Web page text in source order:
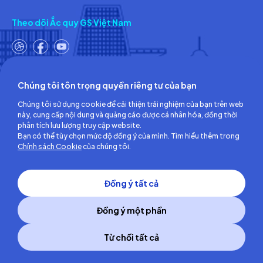
Theo dõi Ắc quy GS Việt Nam
Công ty TNHH Ắc quy GS Việt Nam
Số 18, đường số 3, KCN Việt Nam-Singapore,
Phường Bình Hòa, TP.Hồ Chí Minh, Việt Nam
ĐT: (0274) 3756 360 - Fax: (0274) 3756 362
Giấy chứng nhận đăng ký kinh doanh số: 3700255457 do Sở Kế
hoạch và Đầu tư Tỉnh Bình Dương cấp lần đầu ngày 30/06/2008
Copyright © 2014 GS Battery Vietnam Co., Ltd
Chúng tôi tôn trọng quyền riêng tư của bạn
Chúng tôi sử dụng cookie để cải thiện trải nghiệm của bạn trên web
này, cung cấp nội dung và quảng cáo được cá nhân hóa, đồng thời
phân tích lưu lượng truy cập website.
Bạn có thể tùy chọn mức độ đồng ý của mình. Tìm hiểu thêm trong
Chính sách Cookiecủa chúng tôi.
Đồng ý tất cả
Đồng ý một phần
Từ chối tất cả